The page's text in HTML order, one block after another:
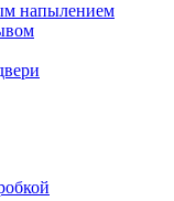
напылением